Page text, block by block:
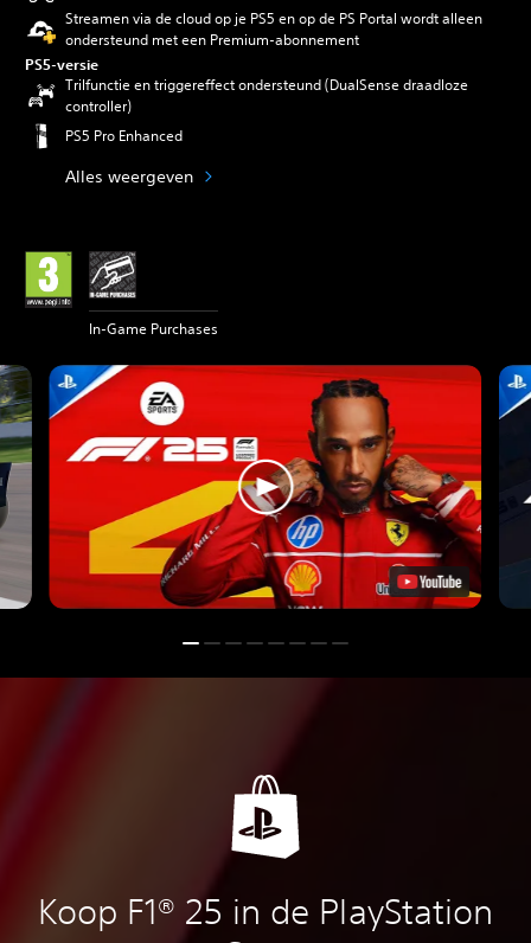
Streamen via de cloud op je PS5 en op de PS Portal wordt alleen
ondersteund met een Premium-abonnement
PS5-versie
Trilfunctie en triggereffect ondersteund (DualSense draadloze
controller)
PS5 Pro Enhanced
Alles weergeven
In-Game Purchases
Koop F1® 25 in de PlayStation